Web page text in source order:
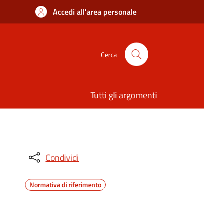
Accedi all'area personale
Cerca
Tutti gli argomenti
Condividi
Normativa di riferimento